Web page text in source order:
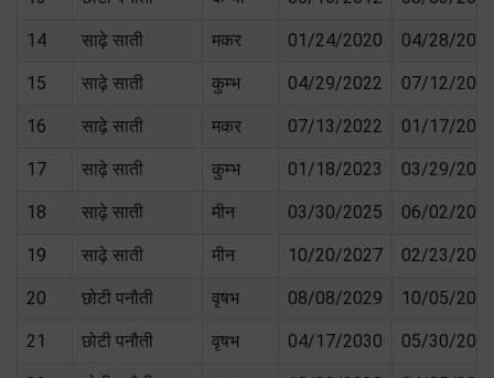
14 साढ़े साती मकर 01/24/2020 04/28/
15 साढ़े साती कुम्भ 04/29/2022 07/12/
16 साढ़े साती मकर 07/13/2022 01/17/
17 साढ़े साती कुम्भ 01/18/2023 03/29/
18 साढ़े साती मीन 03/30/2025 06/02/
19 साढ़े साती मीन 10/20/2027 02/23/
20 छोटी पनौती वृषभ 08/08/2029 10/05/
21 छोटी पनौती वृषभ 04/17/2030 05/30/